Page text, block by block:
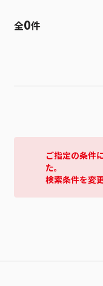
全0件
ご指定の条件
た。
検索条件を変